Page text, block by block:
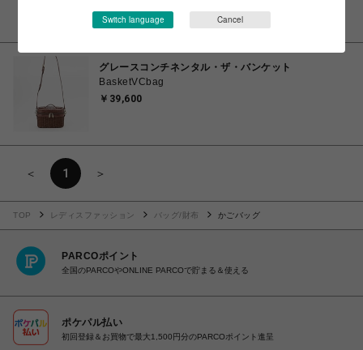
￥12,320
￥15,400
グレースコンチネンタル・ザ・バンケット
BasketVCbag
￥39,600
＜ 1 ＞
TOP レディスファッション バッグ/財布 かごバッグ
PARCOポイント
全国のPARCOやONLINE PARCOで貯まる＆使える
ポケパル払い
初回登録＆お買物で最大1,500円分のPARCOポイント進呈
Switch language Cancel